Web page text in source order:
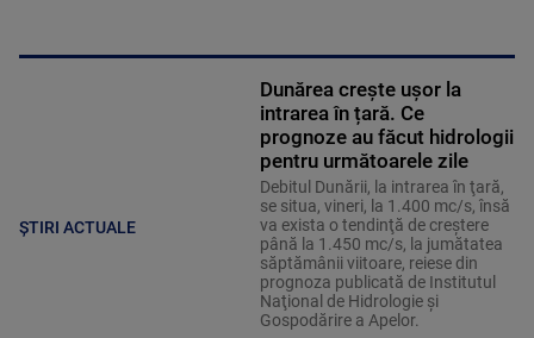
ȘTIRI ACTUALE
Dunărea crește ușor la
intrarea în țară. Ce
prognoze au făcut hidrologii
pentru următoarele zile
Debitul Dunării, la intrarea în ţară,
se situa, vineri, la 1.400 mc/s, însă
va exista o tendinţă de creştere
până la 1.450 mc/s, la jumătatea
săptămânii viitoare, reiese din
prognoza publicată de Institutul
Naţional de Hidrologie şi
Gospodărire a Apelor.